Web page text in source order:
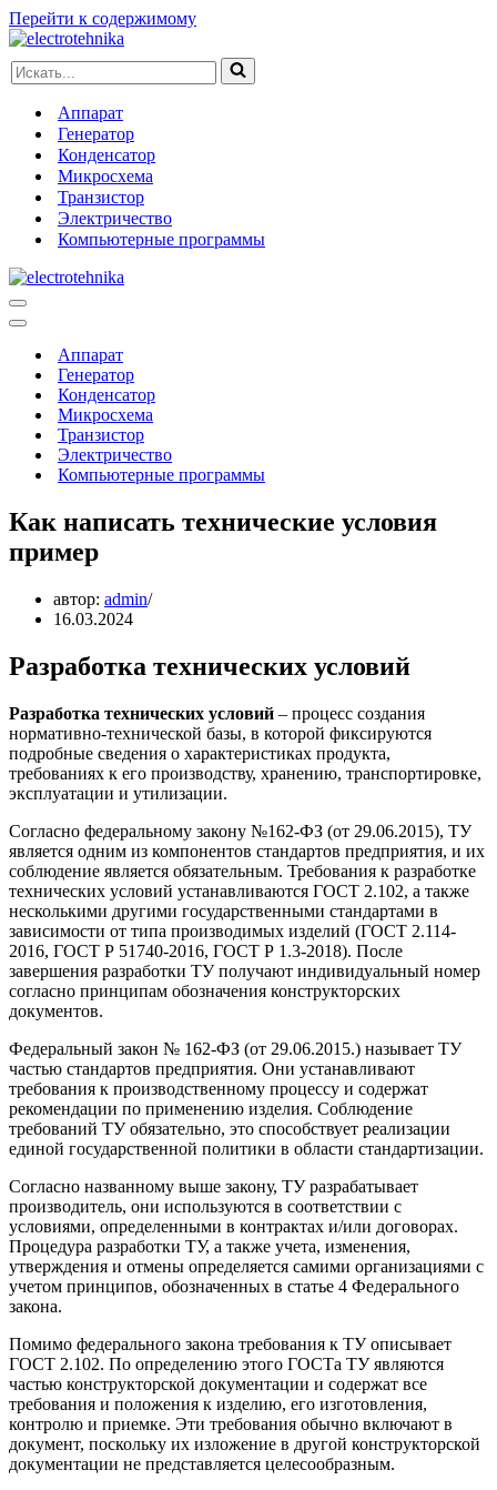
Перейти к содержимому
Искать...
Аппарат
Генератор
Конденсатор
Микросхема
Транзистор
Электричество
Компьютерные программы
Меню
навигации
Меню
навигацииАппарат
Генератор
Конденсатор
Микросхема
Транзистор
Электричество
Компьютерные программы
Как написать технические условия
пример
автор: admin
16.03.2024
Разработка технических условий
Разработка технических условий – процесс создания
нормативно-технической базы, в которой фиксируются
подробные сведения о характеристиках продукта,
требованиях к его производству, хранению, транспортировке,
эксплуатации и утилизации.
Согласно федеральному закону №162-ФЗ (от 29.06.2015), ТУ
является одним из компонентов стандартов предприятия, и их
соблюдение является обязательным. Требования к разработке
технических условий устанавливаются ГОСТ 2.102, а также
несколькими другими государственными стандартами в
зависимости от типа производимых изделий (ГОСТ 2.114-
2016, ГОСТ Р 51740-2016, ГОСТ Р 1.3-2018). После
завершения разработки ТУ получают индивидуальный номер
согласно принципам обозначения конструкторских
документов.
Федеральный закон № 162-ФЗ (от 29.06.2015.) называет ТУ
частью стандартов предприятия. Они устанавливают
требования к производственному процессу и содержат
рекомендации по применению изделия. Соблюдение
требований ТУ обязательно, это способствует реализации
единой государственной политики в области стандартизации.
Согласно названному выше закону, ТУ разрабатывает
производитель, они используются в соответствии с
условиями, определенными в контрактах и/или договорах.
Процедура разработки ТУ, а также учета, изменения,
утверждения и отмены определяется самими организациями с
учетом принципов, обозначенных в статье 4 Федерального
закона.
Помимо федерального закона требования к ТУ описывает
ГОСТ 2.102. По определению этого ГОСТа ТУ являются
частью конструкторской документации и содержат все
требования и положения к изделию, его изготовления,
контролю и приемке. Эти требования обычно включают в
документ, поскольку их изложение в другой конструкторской
документации не представляется целесообразным.